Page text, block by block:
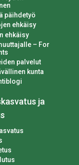
päihdetyö
ehkäisy
ehkäisy
– For
palvelut
kunta
ja